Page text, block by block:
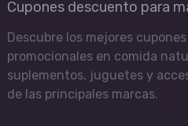
Cupones descuento para
Descubre los mejores
promocionales en comida
suplementos, juguetes y
de las principales marcas.